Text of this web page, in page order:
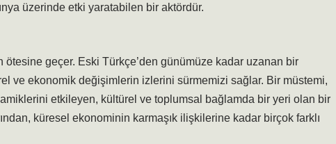
üzerinde etki yaratabilen bir aktördür.
ötesine geçer. Eski Türkçe’den günümüze kadar uzanan bir
ve ekonomik değişimlerin izlerini sürmemizi sağlar. Bir müstemi,
etkileyen, kültürel ve toplumsal bağlamda bir yeri olan bir
küresel ekonominin karmaşık ilişkilerine kadar birçok farklı